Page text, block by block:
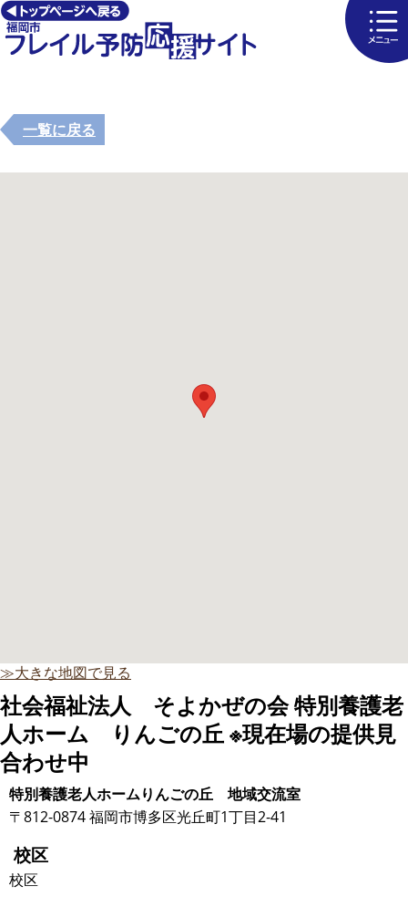
一覧に戻る
≫大きな地図で見る
社会福祉法人 そよかぜの会 特別養護老
人ホーム りんごの丘 ※現在場の提供見
合わせ中
特別養護老人ホームりんごの丘 地域交流室
〒812-0874 福岡市博多区光丘町1丁目2-41
校区
校区